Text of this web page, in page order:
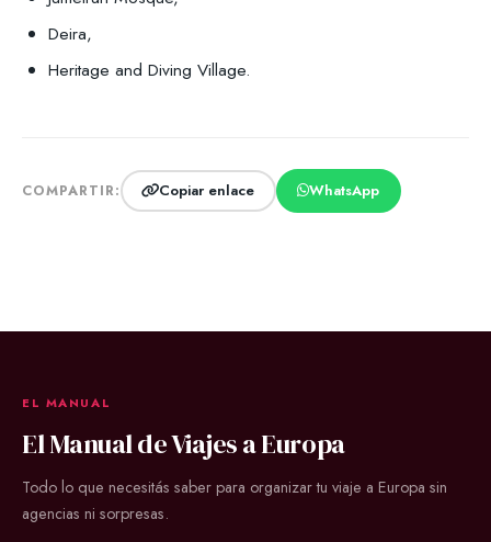
Deira,
Heritage and Diving Village.
COMPARTIR: Copiar enlace WhatsApp
EL MANUAL
El Manual de Viajes a Europa
Todo lo que necesitás saber para organizar tu viaje a Europa sin
agencias ni sorpresas.